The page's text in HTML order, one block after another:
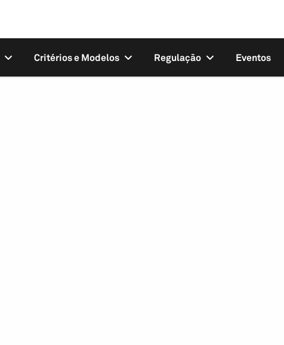
Critérios e Modelos Regulação Eventos